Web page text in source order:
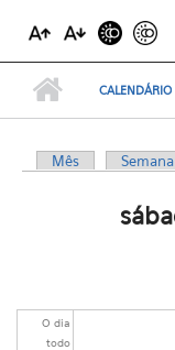
CALENDÁRIO
Mês Semana
O dia
todo
03
04
09